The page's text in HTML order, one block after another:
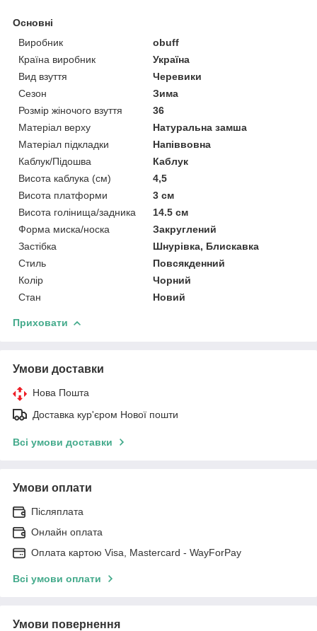
Основні
Виробник
obuff
Країна виробник
Україна
Вид взуття
Черевики
Сезон
Зима
Розмір жіночого взуття
36
Матеріал верху
Натуральна замша
Матеріал підкладки
Напіввовна
Каблук/Підошва
Каблук
Висота каблука (см)
4,5
Висота платформи
3 см
Висота голінища/задника
14.5 см
Форма миска/носка
Закруглений
Застібка
Шнурівка, Блискавка
Стиль
Повсякденний
Колір
Чорний
Стан
Новий
Приховати
Умови доставки
Нова Пошта
Доставка кур'єром Нової пошти
Всі умови доставки
Умови оплати
Післяплата
Онлайн оплата
Оплата картою Visa, Mastercard - WayForPay
Всі умови оплати
Умови повернення